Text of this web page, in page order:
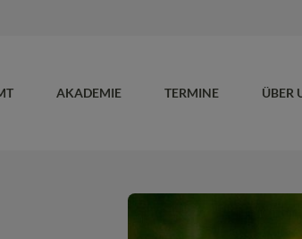
AKADEMIE TERMINE ÜBER